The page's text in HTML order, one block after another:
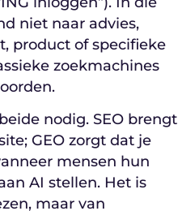
niet naar advies,
product of specifieke
zoekmachines
nodig. SEO brengt
GEO zorgt dat je
mensen hun
AI stellen. Het is
maar van